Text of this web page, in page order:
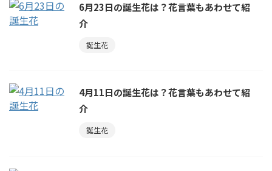
6月23日の誕生花は？花言葉もあわせて紹
介
誕生花
4月11日の誕生花は？花言葉もあわせて紹
介
誕生花